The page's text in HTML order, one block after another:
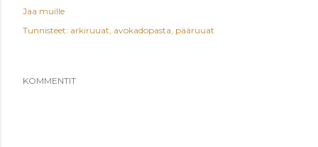
Jaa muille
Tunnisteet: arkiruuat avokadopasta pääruuat
KOMMENTIT